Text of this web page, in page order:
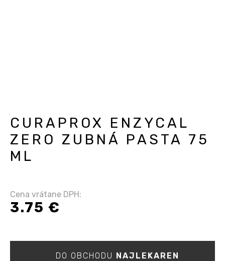
CURAPROX ENZYCAL
ZERO ZUBNÁ PASTA 75
ML
Cena vrátane DPH:
3.75 €
DO OBCHODU NAJLEKAREN